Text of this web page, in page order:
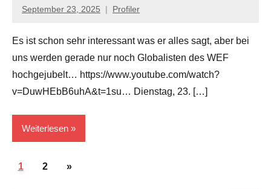
September 23, 2025 Profiler
Keine
Es ist schon sehr interessant was er alles sagt, aber bei
uns werden gerade nur noch Globalisten des WEF
hochgejubelt… https://www.youtube.com/watch?
v=DuwHEbB6uhA&t=1su… Dienstag, 23. […]
Weiterlesen
Geopolitik
Seitennummerierung
1 2
Nächste
»